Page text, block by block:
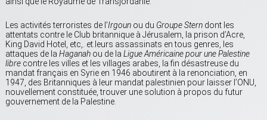
Les activités terroristes de l’Irgoun ou du Groupe Stern dont les
attentats contre le Club britannique à Jérusalem, la prison d’Acre,
King David Hotel, etc,. et.leurs assassinats en tous genres, les
attaques de la Haganah ou de la Ligue Américaine pour une Palestine
libre contre les villes et les villages arabes, la fin désastreuse du
mandat français en Syrie en 1946 aboutirent à la renonciation, en
1947, des Britanniques à leur mandat palestinien pour laisser l’ONU,
nouvellement constituée, trouver une solution à propos du futur
gouvernement de la Palestine.